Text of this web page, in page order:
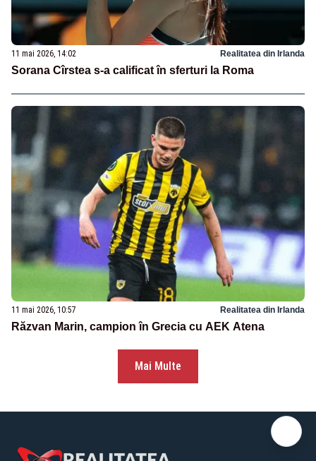
11 mai 2026, 14:02 Realitatea din Irlanda
Sorana Cîrstea s-a calificat în sferturi la Roma
11 mai 2026, 10:57 Realitatea din Irlanda
Răzvan Marin, campion în Grecia cu AEK Atena
Mai Multe